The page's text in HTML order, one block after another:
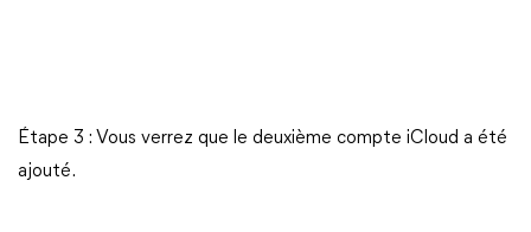
Étape 3 : Vous verrez que le deuxième compte iCloud a été
ajouté.